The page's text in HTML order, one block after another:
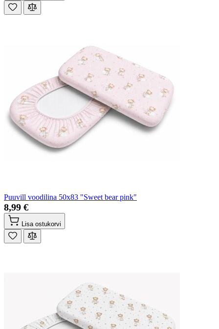
Puuvill voodilina 50x83 "Sweet bear pink"
8,99 €
Lisa ostukorvi